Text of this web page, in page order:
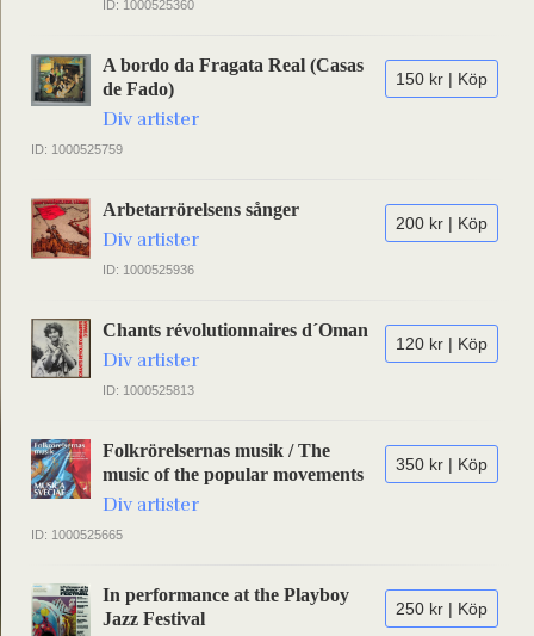
ID: 1000525360
150 kr | Köp
A bordo da Fragata Real (Casas
de Fado)
Div artister
ID: 1000525759
200 kr | Köp
Arbetarrörelsens sånger
Div artister
ID: 1000525936
120 kr | Köp
Chants révolutionnaires d´Oman
Div artister
ID: 1000525813
350 kr | Köp
Folkrörelsernas musik / The
music of the popular movements
Div artister
ID: 1000525665
250 kr | Köp
In performance at the Playboy
Jazz Festival